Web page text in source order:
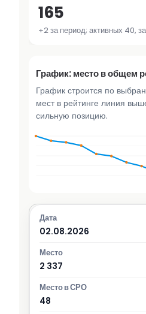
165
+2 за период; активных 40,
График: место в общем
График строится по
мест в рейтинге линия
сильную позицию.
02.08.2026
2 337
48